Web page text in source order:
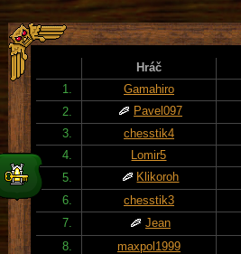
Hráč
1.
Gamahiro
2.
Pavel097
3.
chesstik4
4.
Lomir5
5.
Klikoroh
6.
chesstik3
7.
Jean
8.
maxpol1999